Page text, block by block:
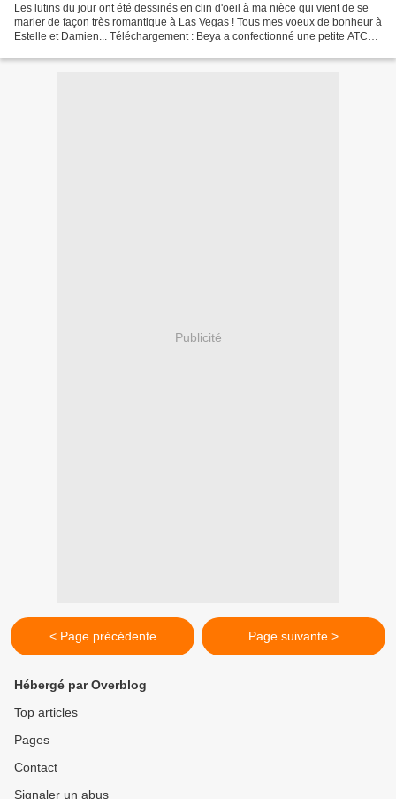
Les lutins du jour ont été dessinés en clin d'oeil à ma nièce qui vient de se
marier de façon très romantique à Las Vegas ! Tous mes voeux de bonheur à
Estelle et Damien... Téléchargement : Beya a confectionné une petite ATC
Publicité
< Page précédente Page suivante >
Hébergé par Overblog
Top articles
Pages
Contact
Signaler un abus